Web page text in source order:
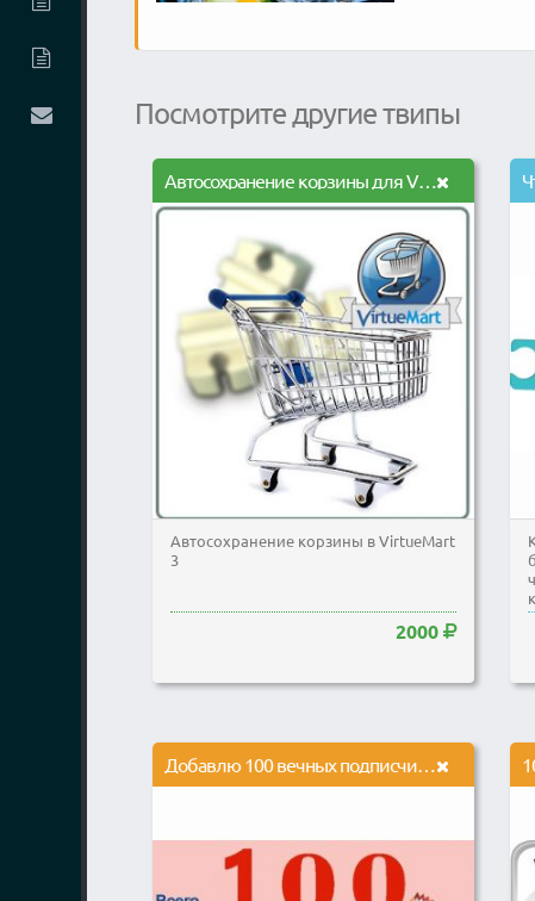
Посмотрите другие твипы
Автосохранение корзины для VM3
Автосохранение корзины в VirtueMart
3
2000
Добавлю 100 вечных подписчиков из России и СНГ в Youtube